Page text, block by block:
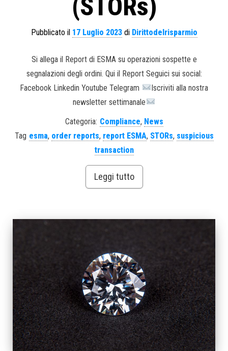
(STORs)
Pubblicato il 17 Luglio 2023di Dirittodelrisparmio
Si allega il Report di ESMA su operazioni sospette e
segnalazioni degli ordini. Qui il Report Seguici sui social:
Facebook Linkedin Youtube Telegram
Iscriviti alla nostra
newsletter settimanale
Categoria: Compliance, News
Tag esma, order reports, report ESMA, STORs, suspicious
transaction
Leggi tutto